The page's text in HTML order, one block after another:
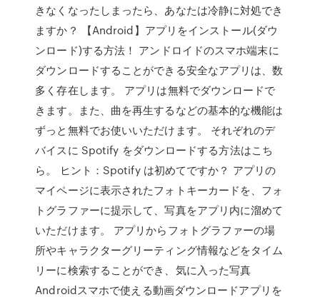
きなくなったしまったら、あなたは冷静に対処でき
ますか？ 【Android】アプリをインストール(ダウ
ンロード)する方法！ アンドロイドのスマホ端末に
ダウンロードすることができる安全なアプリは、数
多く存在します。 アプリは無料でダウンロードで
きます。また、曲を再生するなどの基本的な機能は
ずっと無料でお使いいただけます。 それぞれのデ
バイスに Spotify をダウンロードする方法はこち
ら。 ヒント：Spotify は初めてですか？ アプリの
マイページに表示されたフォトキーカードを、フォ
トグラファーに提示して、写真をアプリ内に溜めて
いただけます。 アプリからフォトグラファーの場
所やキャラクターグリーティング情報などをタイム
リーに検索することができ、気に入った写真
Androidスマホで使える動画ダウンロードアプリを